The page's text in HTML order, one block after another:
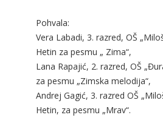
Pohvala:
Vera Labadi, 3. razred, OŠ
Hetin za pesmu „ Zima“,
Lana Rapajić, 2. razred, OŠ
za pesmu „Zimska melodija“,
Andrej Gagić, 3. razred OŠ
Hetin, za pesmu „Mrav“.